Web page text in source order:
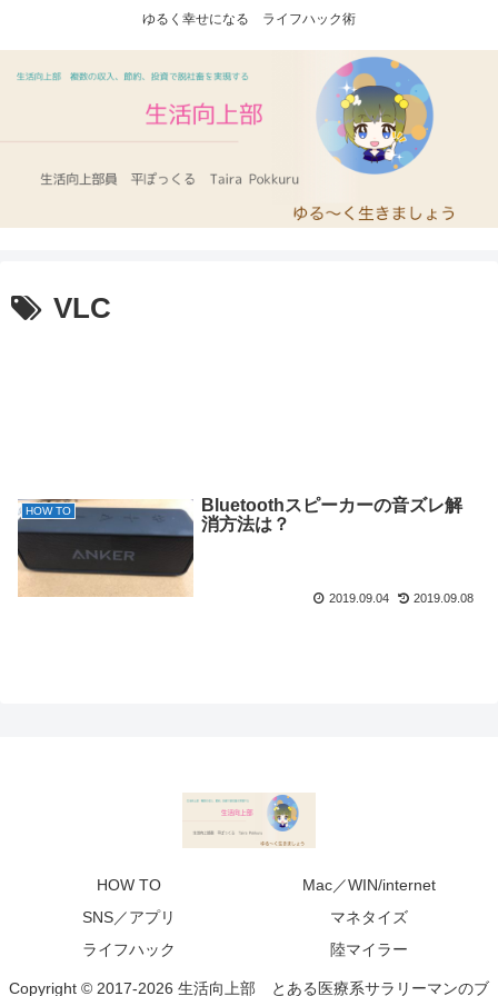
ゆるく幸せになる ライフハック術
VLC
HOW TO
Bluetoothスピーカーの音ズレ解
消方法は？
2019.09.04 2019.09.08
HOW TO
Mac／WIN/internet
SNS／アプリ
マネタイズ
ライフハック
陸マイラー
Copyright © 2017-2026 生活向上部 とある医療系サラリーマンのブ